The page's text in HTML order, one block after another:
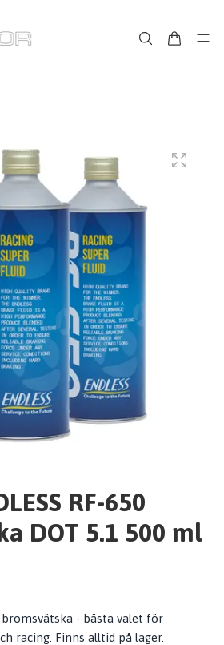
RF-650
DOT 5.1 500 ml
bromsvätska - bästa valet för
racing. Finns alltid på lager.